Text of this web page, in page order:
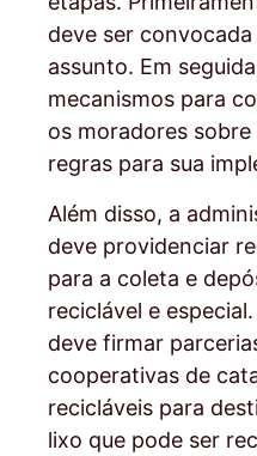
deve ser
assunto. Em
mecanismos para
os moradores
regras para sua
Além disso, a
deve providenciar
para a coleta e
reciclável e
deve firmar
cooperativas de
recicláveis para
lixo que pode ser